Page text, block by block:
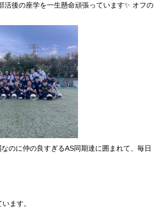
後の座学を一生懸命頑張っています✨ オフの
のに仲の良すぎるAS同期達に囲まれて、毎日
ます。